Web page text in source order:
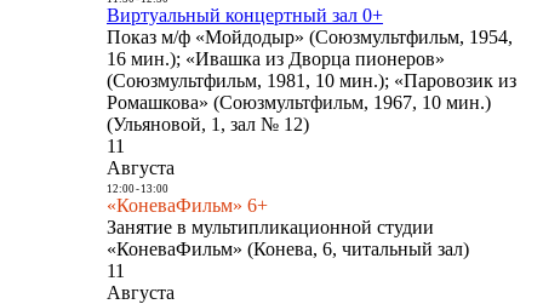
Виртуальный концертный зал 0+
Показ м/ф «Мойдодыр» (Союзмультфильм, 1954,
16 мин.); «Ивашка из Дворца пионеров»
(Союзмультфильм, 1981, 10 мин.); «Паровозик из
Ромашкова» (Союзмультфильм, 1967, 10 мин.)
(Ульяновой, 1, зал № 12)
11
Августа
12:00- 13:00
«КоневаФильм» 6+
Занятие в мультипликационной студии
«КоневаФильм» (Конева, 6, читальный зал)
11
Августа